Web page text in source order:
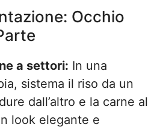
Occhio
a settori: In una
sistema il riso da un
dall’altro e la carne al
look elegante e